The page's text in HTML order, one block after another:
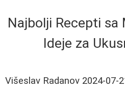
Najbolji Recepti sa
Ideje za
Višeslav Radanov 2024-07-